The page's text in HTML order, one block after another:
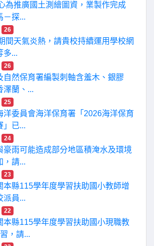
為推廣國土測繪圖資，業製作完成
－探...
26
間天氣炎熱，請貴校持續運用學校網
多...
26
自然保育署編製刺軸含羞木、銀膠
澤蘭、...
25
洋委員會海洋保育署「2026海洋保育
」已...
24
豪雨可能造成部分地區積淹水及環境
，請...
23
本縣115學年度學習扶助國小教師增
派員...
22
本縣115學年度學習扶助國小現職教
，請...